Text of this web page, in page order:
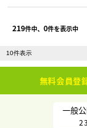
219件中、 0件を表示中
無料会員登
一般